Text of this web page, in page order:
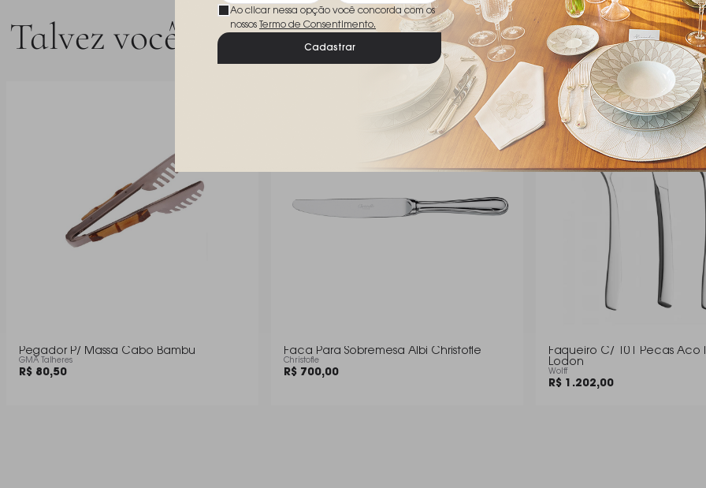
Ao clicar nessa opção você concorda com os
nossos Termo de Consentimento.
Cadastrar
Talvez você goste
Pegador P/ Massa Cabo Bambu
GMA Talheres
R$ 80,50
Faca Para Sobremesa Albi Christofle
Christofle
R$ 700,00
Faqueiro C/ 101 Pecas Aco
Lodon
Wolff
R$ 1.202,00